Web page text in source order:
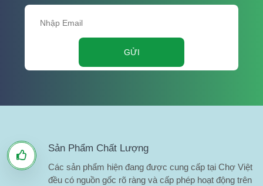
GỬI
Sản Phẩm Chất Lượng
Các sản phẩm hiện đang được cung cấp tại Chợ Việt
đều có nguồn gốc rõ ràng và cấp phép hoạt động trên